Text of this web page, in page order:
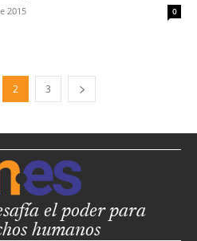
2015 0
2 3
el poder para
humanos